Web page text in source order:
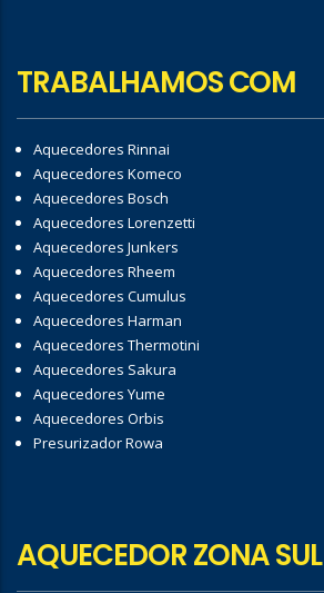
TRABALHAMOS COM
Aquecedores Rinnai
Aquecedores Komeco
Aquecedores Bosch
Aquecedores Lorenzetti
Aquecedores Junkers
Aquecedores Rheem
Aquecedores Cumulus
Aquecedores Harman
Aquecedores Thermotini
Aquecedores Sakura
Aquecedores Yume
Aquecedores Orbis
Presurizador Rowa
AQUECEDOR ZONA SUL